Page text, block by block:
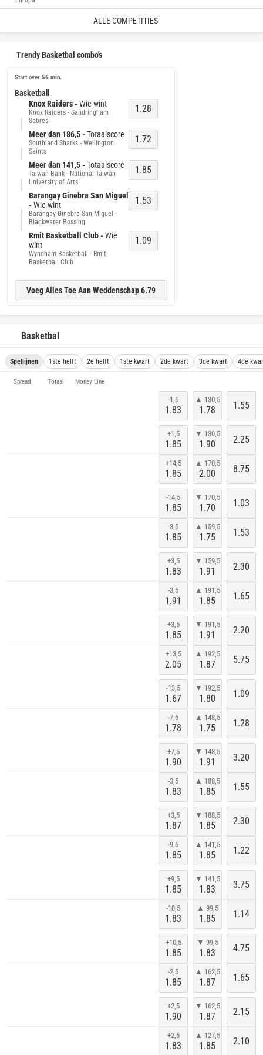
ALLE COMPETITIES
Trendy Basketbal combo's
Start over 56 min.
Basketball
Knox Raiders -Wie wint
Knox Raiders - Sandringham
Sabres
1.28
Meer dan 186,5 -Totaalscore
Southland Sharks - Wellington
Saints
1.72
Meer dan 141,5 -Totaalscore
Taiwan Bank - National Taiwan
University of Arts
1.85
Barangay Ginebra San Miguel
-Wie wint
Barangay Ginebra San Miguel -
Blackwater Bossing
1.53
Rmit Basketball Club -Wie
wint
Wyndham Basketball - Rmit
Basketball Club
1.09
Voeg Alles Toe Aan Weddenschap 6.79
Basketbal
Spellijnen 1ste helft 2e helft 1ste kwart 2de kwart 3de kwart 4de
Spread Totaal Money Line
-1,5
1.83
+1,5
1.85
▲ 130,5
1.78
▼ 130,5
1.90
1.55
2.25
+14,5
1.85
-14,5
1.85
▲ 170,5
2.00
▼ 170,5
1.70
8.75
1.03
-3,5
1.85
+3,5
1.83
▲ 159,5
1.75
▼ 159,5
1.91
1.53
2.30
-3,5
1.91
+3,5
1.85
▲ 191,5
1.85
▼ 191,5
1.91
1.65
2.20
+13,5
2.05
-13,5
1.67
▲ 192,5
1.87
▼ 192,5
1.80
5.75
1.09
-7,5
1.78
+7,5
1.90
▲ 148,5
1.75
▼ 148,5
1.91
1.28
3.20
-3,5
1.83
+3,5
1.87
▲ 188,5
1.85
▼ 188,5
1.85
1.55
2.30
-9,5
1.85
+9,5
1.85
▲ 141,5
1.85
▼ 141,5
1.83
1.22
3.75
-10,5
1.83
+10,5
1.85
▲ 99,5
1.85
▼ 99,5
1.83
1.14
4.75
-2,5
1.85
+2,5
1.90
▲ 162,5
1.87
▼ 162,5
1.87
1.65
2.15
+2,5
1.83
▲ 127,5
1.85 2.10